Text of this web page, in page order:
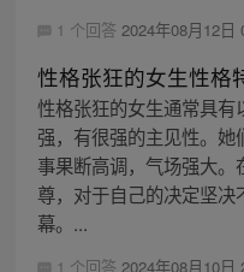
1 个回答 2024年08月12日
性格张狂的女生性格
性格张狂的女生通常具
强，有很强的主见性。
事果断高调，气场强大
尊，对于自己的决定坚
幕。...
1 个回答 2024年08月10日